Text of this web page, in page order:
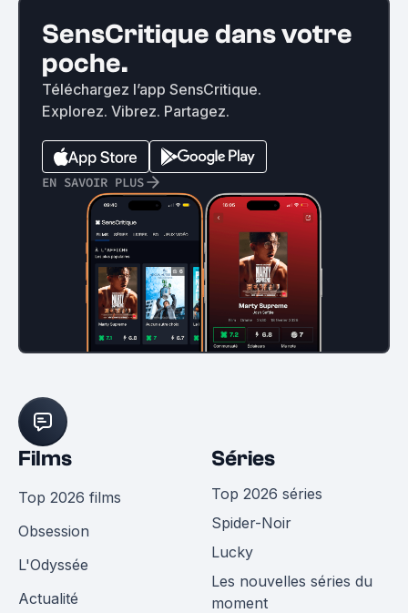
SensCritique dans votre
poche.
Téléchargez l’app SensCritique.
Explorez. Vibrez. Partagez.
EN SAVOIR PLUS
Films
Top 2026 films
Obsession
L'Odyssée
Actualité
Séries
Top 2026 séries
Spider-Noir
Lucky
Les nouvelles séries du
moment